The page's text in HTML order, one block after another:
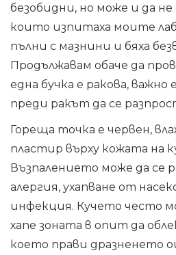
безобидни, но може и да не
които изпитаха моите
пълни с мазнини и бяха
Продължавам обаче да
една бучка е ракова, важно
преди ракът да се
Гореща точка е червен,
пластир върху кожата на
Възпалението може да се
алергия, ухапване от
инфекция. Кучето често
хапе зоната в опит да
което прави дразненето